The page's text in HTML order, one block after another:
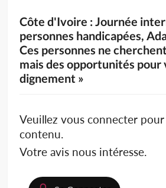
Côte d'Ivoire : Journée
personnes handicapées,
Ces personnes ne
mais des opportunités pour
dignement »
Veuillez vous connecter
contenu.
Votre avis nous intéresse.